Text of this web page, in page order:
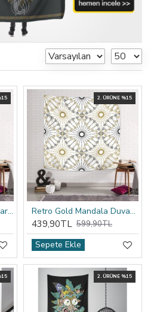
Renkli Yaşam Çiçeği Duvar Örtüsü
2. ÜRÜNE %15
Retro Gold Mandala Duvar Örtüsü
439,90TL 599,90TL
Sepete Ekle
2. ÜRÜNE %15